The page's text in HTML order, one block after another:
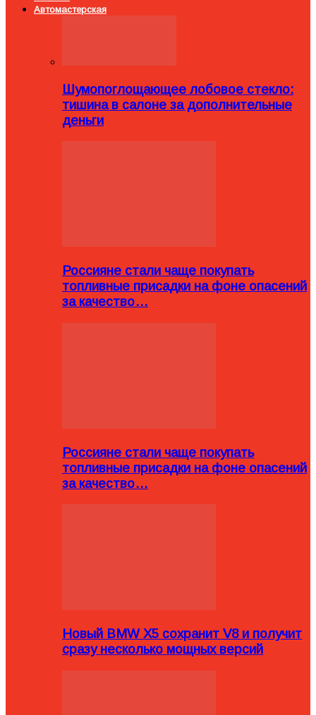
Автомастерская
Шумопоглощающее лобовое стекло:
тишина в салоне за дополнительные
деньги
Россияне стали чаще покупать
топливные присадки на фоне опасений
за качество…
Россияне стали чаще покупать
топливные присадки на фоне опасений
за качество…
Новый BMW X5 сохранит V8 и получит
сразу несколько мощных версий